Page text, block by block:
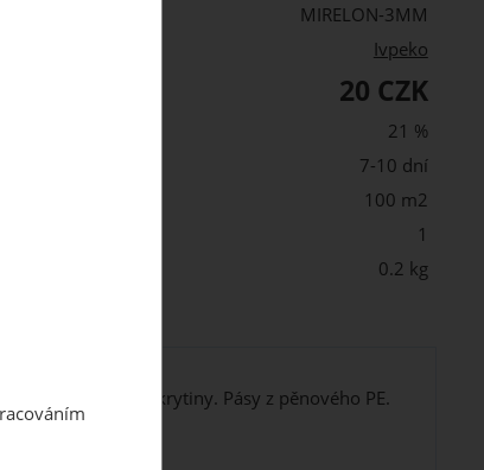
MIRELON-3MM
Ivpeko
20 CZK
21 %
7-10 dní
100 m2
1
0.2 kg
a jiné podlahové krytiny. Pásy z pěnového PE.